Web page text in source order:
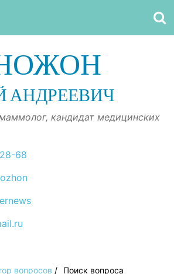
АНДРЕЕВИЧ
кандидат медицинских
68
вопросов / Поиск вопроса